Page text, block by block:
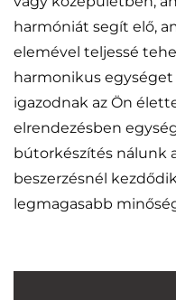
harmóniát segít elő,
elemével teljessé
harmonikus
igazodnak az Ön
elrendezésben
bútorkészítés nálunk
beszerzésnél
legmagasabb